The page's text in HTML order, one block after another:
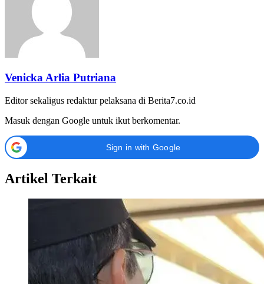
Venicka Arlia Putriana
Editor sekaligus redaktur pelaksana di Berita7.co.id
Masuk dengan Google untuk ikut berkomentar.
Sign in with Google
Artikel Terkait